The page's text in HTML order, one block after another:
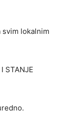
svim lokalnim
STANJE